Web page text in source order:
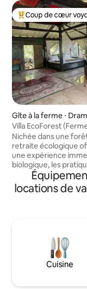
Coups de cœur
Coup de cœur
Gîte à la ferme ⋅
Villa EcoForest
Nichée dans une
retraite écologique
une expérience
biologique, les
permaculture et un
naturel florissant.
de la forêt à la table
sain et durable. Que
vous détendre,
simplement vous
beauté de la forêt,
locations de
Cuisine